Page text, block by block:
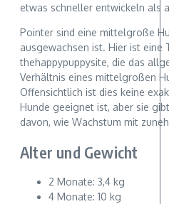
etwas schneller entwickeln als
Pointer sind eine mittelgroße
ausgewachsen ist. Hier ist eine
thehappypuppysite, die das
Verhältnis eines mittelgroßen
Offensichtlich ist dies keine
Hunde geeignet ist, aber sie
davon, wie Wachstum mit
Alter und Gewicht
2 Monate: 3,4 kg
4 Monate: 10 kg